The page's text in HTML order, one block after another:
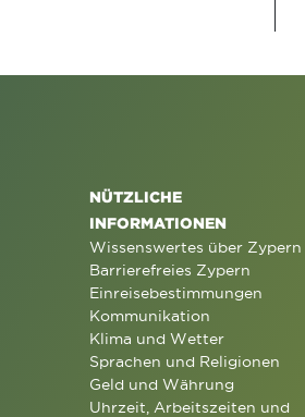
NÜTZLICHE
INFORMATIONEN
Wissenswertes über Zypern
Barrierefreies Zypern
Einreisebestimmungen
Kommunikation
Klima und Wetter
Sprachen und Religionen
Geld und Währung
Uhrzeit, Arbeitszeiten und